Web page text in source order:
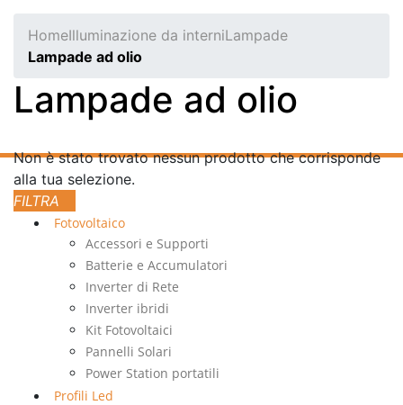
HomeIlluminazione da interniLampade
Lampade ad olio
Lampade ad olio
Non è stato trovato nessun prodotto che corrisponde
alla tua selezione.
Fotovoltaico
Accessori e Supporti
Batterie e Accumulatori
Inverter di Rete
Inverter ibridi
Kit Fotovoltaici
Pannelli Solari
Power Station portatili
Profili Led